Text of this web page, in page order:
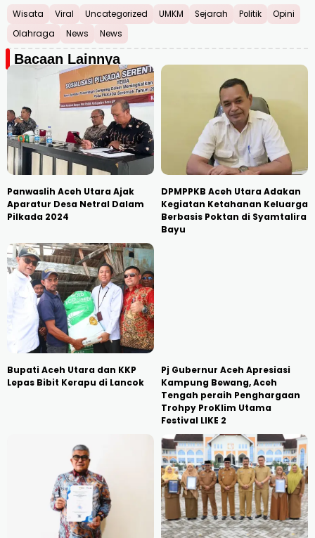
Wisata Viral Uncategorized UMKM Sejarah Politik
Opini
Olahraga
News News
Bacaan Lainnya
Panwaslih Aceh Utara Ajak
Aparatur Desa Netral Dalam
Pilkada 2024
DPMPPKB Aceh Utara Adakan
Kegiatan Ketahanan Keluarga
Berbasis Poktan di Syamtalira
Bayu
Bupati Aceh Utara dan KKP
Lepas Bibit Kerapu di Lancok
Pj Gubernur Aceh Apresiasi
Kampung Bewang, Aceh
Tengah peraih Penghargaan
Trohpy ProKlim Utama
Festival LIKE 2